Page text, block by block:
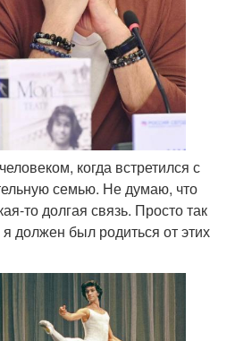
когда встретился с
семью. Не думаю, что
то долгая связь. Просто так
должен был родиться от этих